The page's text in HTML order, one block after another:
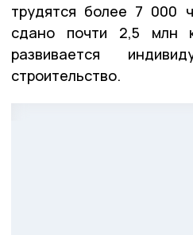
трудятся более 7 000
сдано почти 2,5 млн
развивается
строительство.